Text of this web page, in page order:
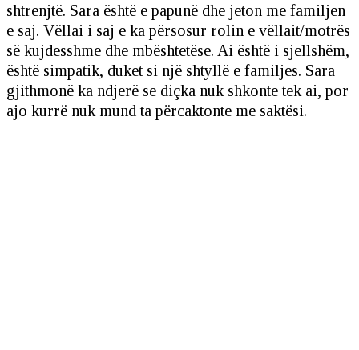
shtrenjtë. Sara është e papunë dhe jeton me familjen
e saj. Vëllai i saj e ka përsosur rolin e vëllait/motrës
së kujdesshme dhe mbështetëse. Ai është i sjellshëm,
është simpatik, duket si një shtyllë e familjes. Sara
gjithmonë ka ndjerë se diçka nuk shkonte tek ai, por
ajo kurrë nuk mund ta përcaktonte me saktësi.